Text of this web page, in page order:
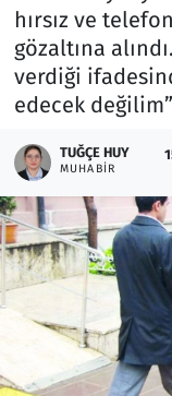
hırsız ve
gözaltına
verdiği
edecek
TUĞÇE HUY
MUHABIR
Otomobil
Oyun
Resmi İlanlar
Rüya
Sağlık
Savunma